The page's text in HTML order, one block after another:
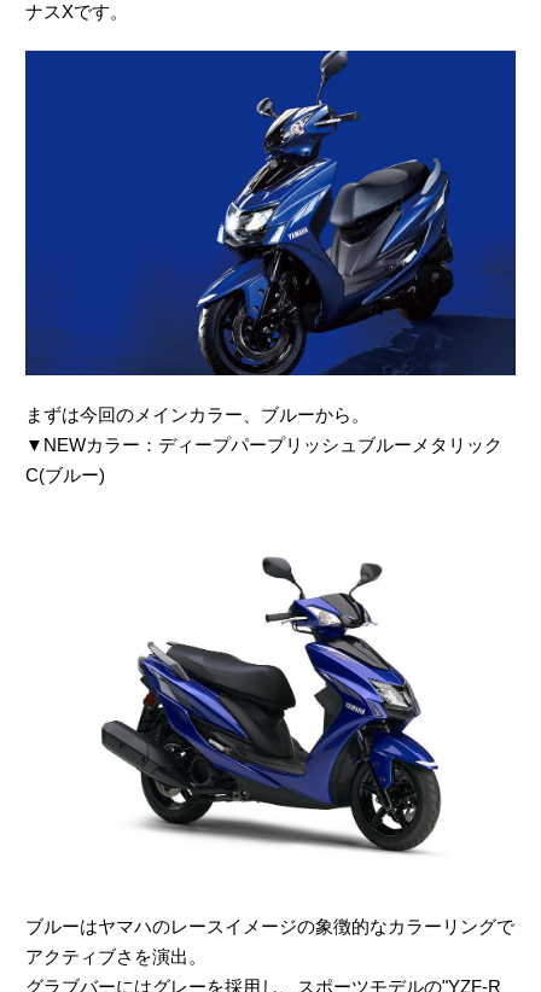
ナスXです。
まずは今回のメインカラー、ブルーから。
▼NEWカラー：ディープパープリッシュブルーメタリック
C(ブルー)
ブルーはヤマハのレースイメージの象徴的なカラーリングで
アクティブさを演出。
グラブバーにはグレーを採用し、スポーツモデルの"YZF-R